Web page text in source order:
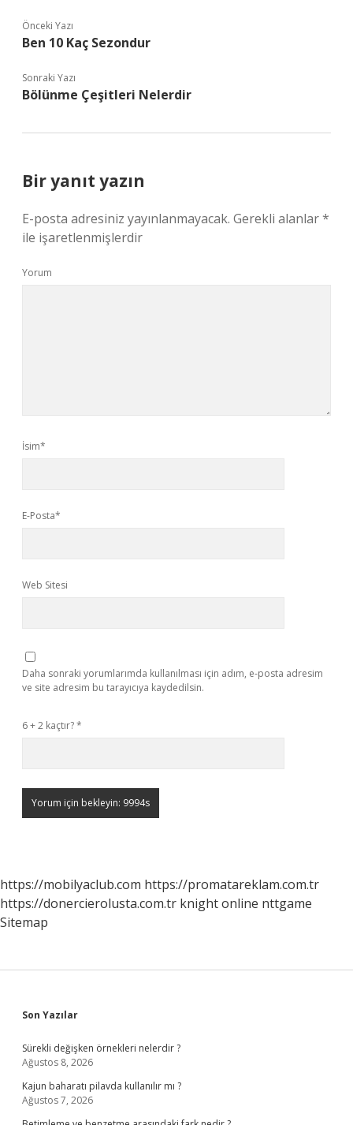
Önceki Yazı
Ben 10 Kaç Sezondur
Sonraki Yazı
Bölünme Çeşitleri Nelerdir
Bir yanıt yazın
E-posta adresiniz yayınlanmayacak. Gerekli alanlar*
ile işaretlenmişlerdir
Yorum
İsim*
E-Posta*
Web Sitesi
Daha sonraki yorumlarımda kullanılması için adım, e-posta adresim
ve site adresim bu tarayıcıya kaydedilsin.
6 + 2 kaçtır?*
https://mobilyaclub.com https://promatareklam.com.tr
https://donercierolusta.com.tr knight online nttgame
Sitemap
Sidebar
Son Yazılar
Sürekli değişken örnekleri nelerdir ?
Ağustos 8, 2026
Kajun baharatı pilavda kullanılır mı ?
Ağustos 7, 2026